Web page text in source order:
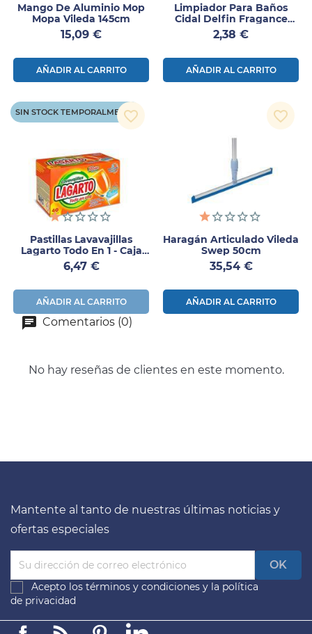
Mango De Aluminio Mop
Mopa Vileda 145cm
Precio
15,09 €
AÑADIR AL CARRITO
Limpiador Para Baños
Cidal Delfin Fragance
750ml
Precio
2,38 €
AÑADIR AL CARRITO
Pastillas Lavavajillas
Lagarto Todo En 1 - Caja
De 40 Unidades
Precio
6,47 €
AÑADIR AL CARRITO
SIN STOCK TEMPORALMENTE
favorite_border
Haragán Articulado Vileda
Swep 50cm
Precio
35,54 €
AÑADIR AL CARRITO
favorite_border
Comentarios (0)
No hay reseñas de clientes en este momento.
Mantente al tanto de nuestras últimas noticias y
ofertas especiales
Acepto los términos y condiciones y la política
de privacidad
FacebookLinkedinPinterest